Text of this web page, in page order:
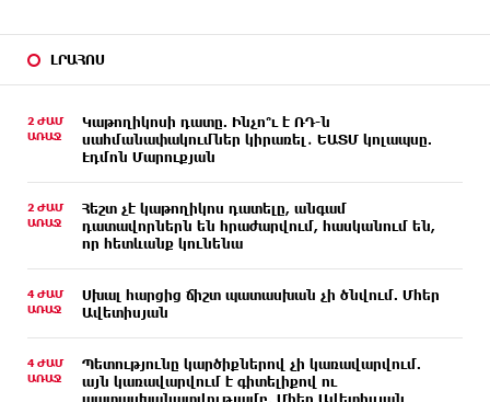
ԼՐԱՀՈՍ
2 ԺԱՄ
ԱՌԱՋ
Կաթողիկոսի դատը. Ինչո՞ւ է ՌԴ-ն
սահմանափակումներ կիրառել․ ԵԱՏՄ կոլապսը.
Էդմոն Մարուքյան
2 ԺԱՄ
ԱՌԱՋ
Հեշտ չէ կաթողիկոս դատելը, անգամ
դատավորներն են հրաժարվում, հասկանում են,
որ հետևանք կունենա
4 ԺԱՄ
ԱՌԱՋ
Սխալ հարցից ճիշտ պատասխան չի ծնվում. Մհեր
Ավետիսյան
4 ԺԱՄ
ԱՌԱՋ
Պետությունը կարծիքներով չի կառավարվում.
այն կառավարվում է գիտելիքով ու
պատասխանատվությամբ. Մհեր Ավետիսյան